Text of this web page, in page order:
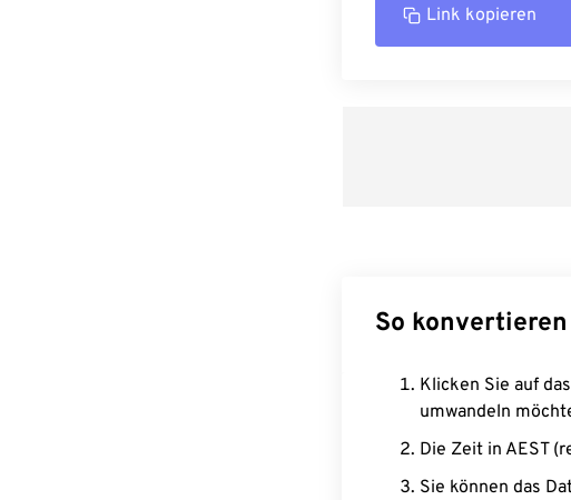
Link kopieren
So konvertieren
Klicken Sie auf
umwandeln
Die Zeit in AEST
Sie können das